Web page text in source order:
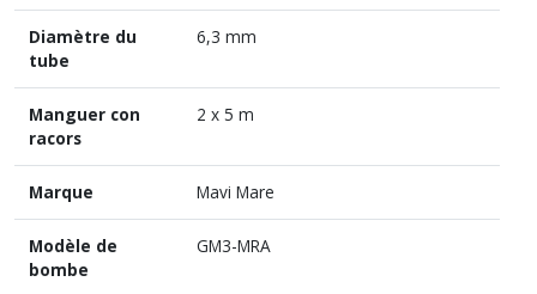
Diamètre du
tube
6,3 mm
Manguer con
racors
2 x 5 m
Marque Mavi Mare
Modèle de
bombe
GM3-MRA